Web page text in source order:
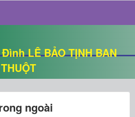
LÊ BẢO TỊNH BAN
ngoài